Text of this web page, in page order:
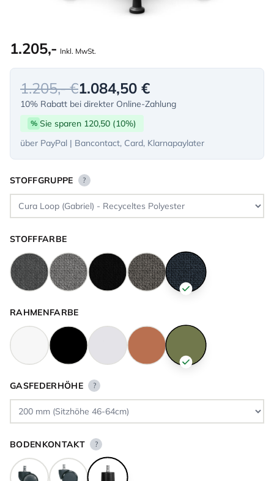
1.205,- Inkl. MwSt.
1.205,- €1.084,50 €
10% Rabatt bei direkter Online-Zahlung
% Sie sparen 120,50 (10%)
über PayPal | Bancontact, Card, Klarnapaylater
STOFFGRUPPE ?
STOFFFARBE
RAHMENFARBE
GASFEDERHÖHE ?
BODENKONTAKT ?